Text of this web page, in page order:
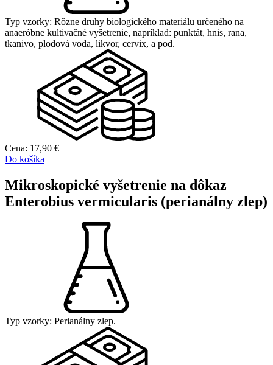
Typ vzorky: Rôzne druhy biologického materiálu určeného na
anaeróbne kultivačné vyšetrenie, napríklad: punktát, hnis, rana,
tkanivo, plodová voda, likvor, cervix, a pod.
Cena: 17,90 €
Do košíka
Mikroskopické vyšetrenie na dôkaz
Enterobius vermicularis (perianálny zlep)
Typ vzorky: Perianálny zlep.